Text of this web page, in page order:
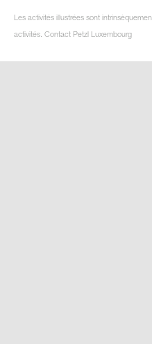
Les activités illustrées sont
activités. Contact Petzl Luxembourg